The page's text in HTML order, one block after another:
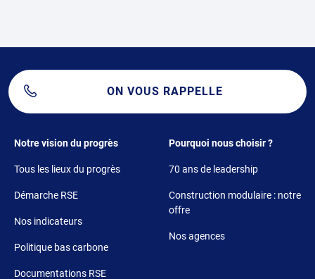
ON VOUS RAPPELLE
Footer 1
Notre vision du progrès
Tous les lieux du progrès
Démarche RSE
Nos indicateurs
Politique bas carbone
Documentations RSE
Footer 2
Pourquoi nous choisir ?
70 ans de leadership
Construction modulaire : notre
offre
Nos agences